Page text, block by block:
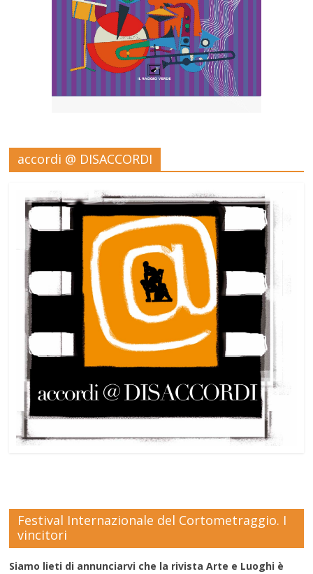
accordi @ DISACCORDI
Festival Internazionale del Cortometraggio. I
vincitori
Siamo lieti di annunciarvi che la rivista Arte e Luoghi è